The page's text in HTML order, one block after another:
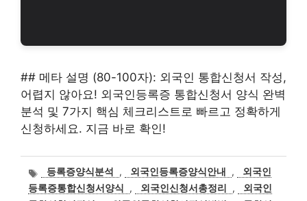
## 메타 설명 (80-100자): 외국인 통합신청서 작성,
어렵지 않아요! 외국인등록증 통합신청서 양식 완벽
분석 및 7가지 핵심 체크리스트로 빠르고 정확하게
신청하세요. 지금 바로 확인!
태
그
등록증양식분석 , 외국인등록증양식안내 ,
외국인
등록증통합신청서양식
, 외국인신청서총정리 ,
외국인